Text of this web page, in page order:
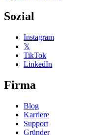
Sozial
Instagram
𝕏
TikTok
LinkedIn
Firma
Blog
Karriere
Support
Gründer